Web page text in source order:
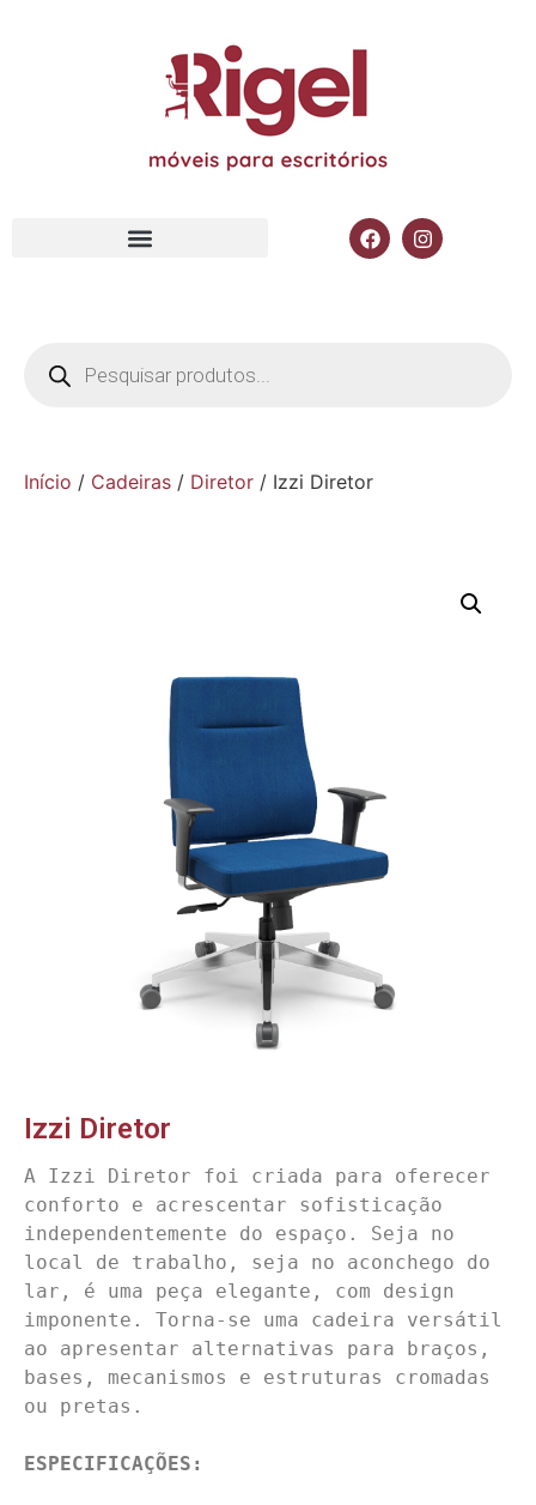
Início / Cadeiras / Diretor / Izzi Diretor
Izzi Diretor
A Izzi Diretor foi criada para oferecer
conforto e acrescentar sofisticação
independentemente do espaço. Seja no
local de trabalho, seja no aconchego do
lar, é uma peça elegante, com design
imponente. Torna-se uma cadeira versátil
ao apresentar alternativas para braços,
bases, mecanismos e estruturas cromadas
ou pretas.